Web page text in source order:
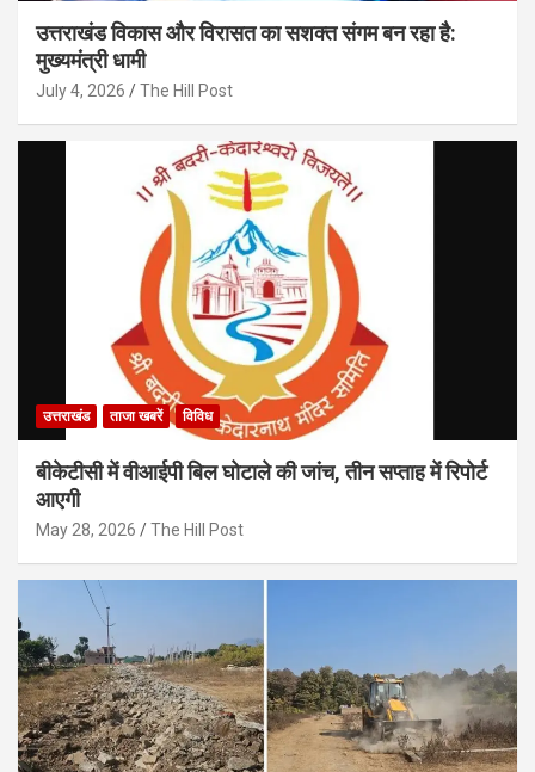
उत्तराखंड विकास और विरासत का सशक्त संगम बन रहा है:
मुख्यमंत्री धामी
July 4, 2026 The Hill Post
उत्तराखंड ताजा खबरें विविध
बीकेटीसी में वीआईपी बिल घोटाले की जांच, तीन सप्ताह में रिपोर्ट
आएगी
May 28, 2026 The Hill Post